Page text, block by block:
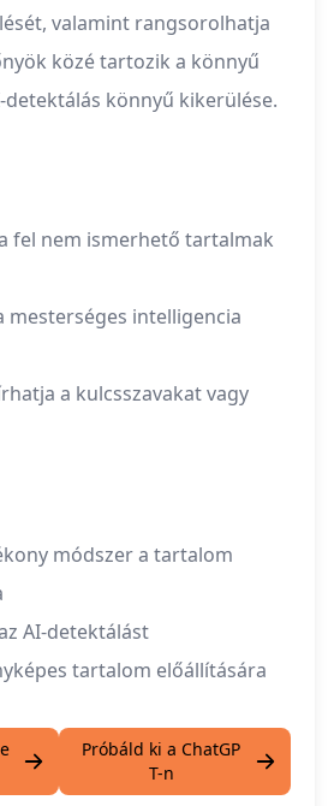
valamint rangsorolhatja
közé tartozik a könnyű
detektálás könnyű kikerülése.
fel nem ismerhető tartalmak
mesterséges intelligencia
a kulcsszavakat vagy
módszer a tartalom
AI-detektálást
tartalom előállítására
Próbáld ki a ChatGP
T-n